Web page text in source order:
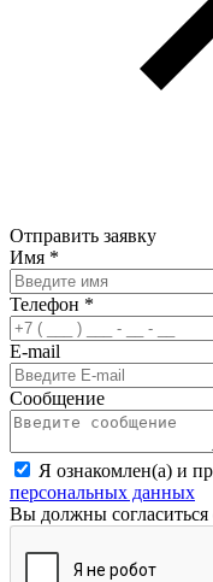
Отправить заявку
Имя *
Телефон *
E-mail
Сообщение
Я ознакомлен(а) и
персональных данных
Вы должны